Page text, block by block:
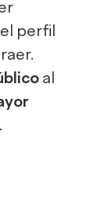
perfil
al
.